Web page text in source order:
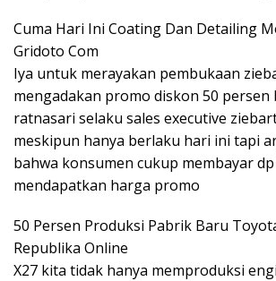
Cuma Hari Ini Coating Dan Detailing
Gridoto Com
Iya untuk merayakan pembukaan
mengadakan promo diskon 50 persen
ratnasari selaku sales executive
meskipun hanya berlaku hari ini tapi
bahwa konsumen cukup membayar
mendapatkan harga promo
50 Persen Produksi Pabrik Baru
Republika Online
X27 kita tidak hanya memproduksi